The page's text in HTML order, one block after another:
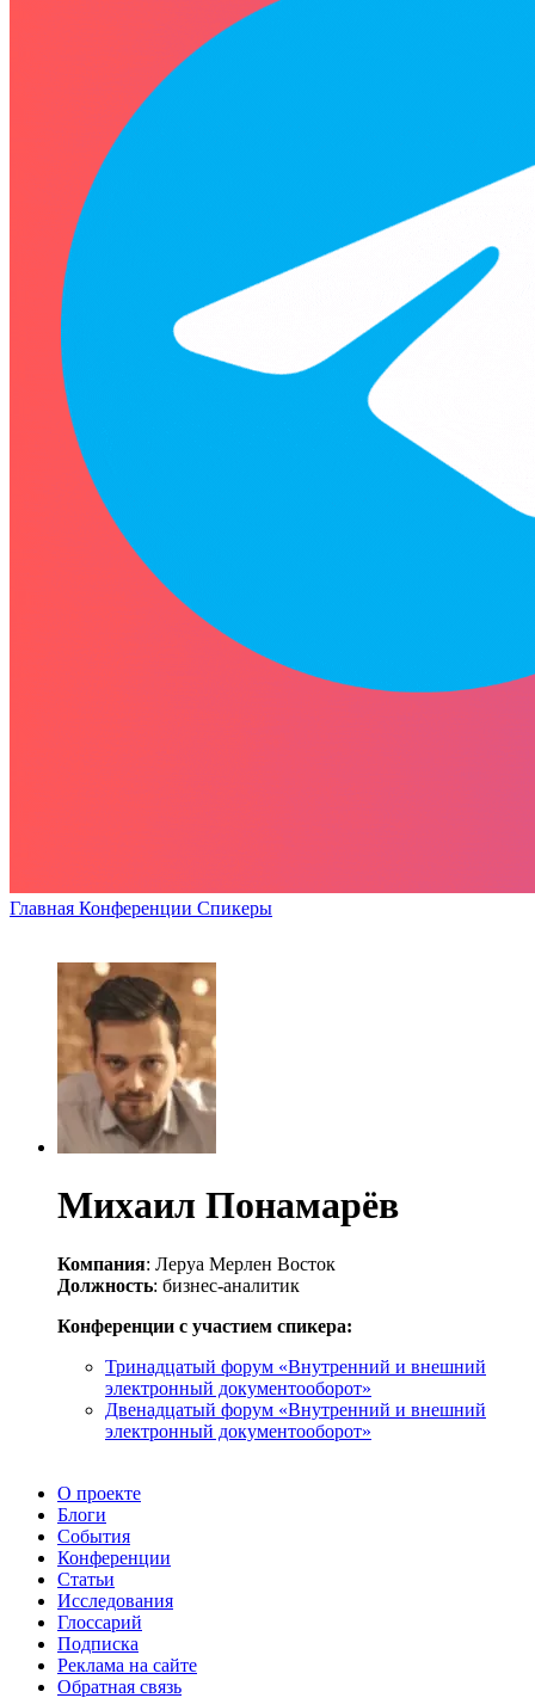
Главная Конференции Спикеры
Михаил Понамарёв
Компания: Леруа Мерлен Восток
Должность: бизнес-аналитик
Конференции с участием спикера:
Тринадцатый форум «Внутренний и внешний
электронный документооборот»
Двенадцатый форум «Внутренний и внешний
электронный документооборот»
О проекте
Блоги
События
Конференции
Статьи
Исследования
Глоссарий
Подписка
Реклама на сайте
Обратная связь